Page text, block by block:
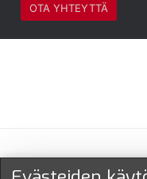
OTA YHTEYTTÄ
Maksu-